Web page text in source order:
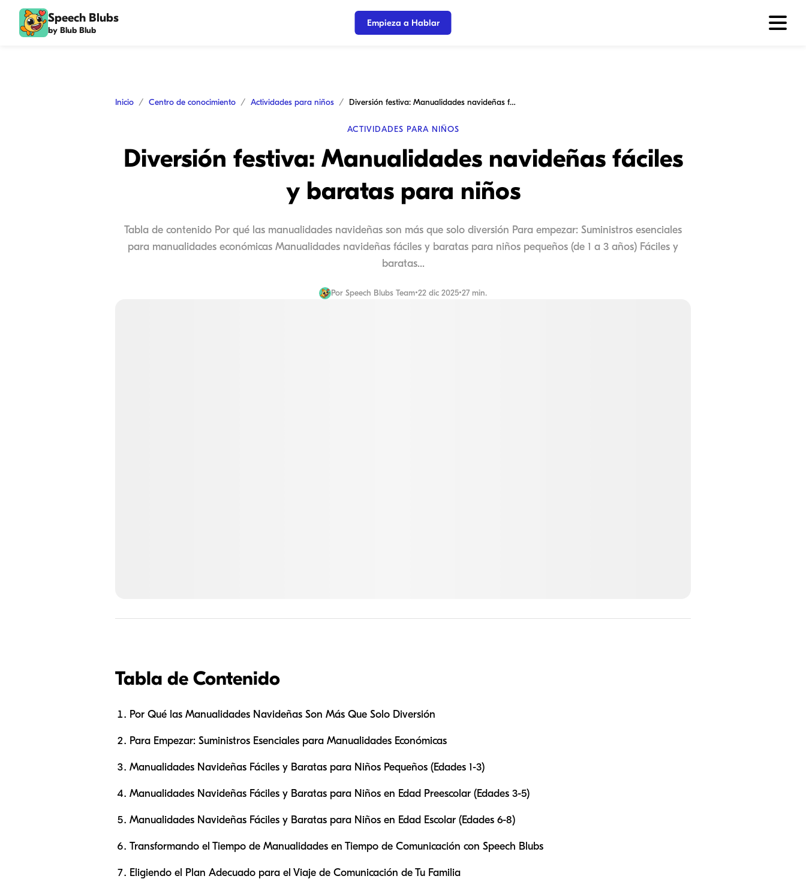
Speech Blubs
by Blub Blub
Empieza a Hablar
Inicio Centro de conocimiento Actividades para niños Diversión festiva: Manualidades navideñas fáciles y baratas para niños
ACTIVIDADES PARA NIÑOS
Diversión festiva: Manualidades navideñas fáciles
y baratas para niños
Tabla de contenido Por qué las manualidades navideñas son más que solo diversión Para empezar: Suministros esenciales
para manualidades económicas Manualidades navideñas fáciles y baratas para niños pequeños (de 1 a 3 años) Fáciles y
baratas...
Por Speech Blubs Team•22 dic 2025•27 min.
Tabla de Contenido
Por Qué las Manualidades Navideñas Son Más Que Solo Diversión
Para Empezar: Suministros Esenciales para Manualidades Económicas
Manualidades Navideñas Fáciles y Baratas para Niños Pequeños (Edades 1-3)
Manualidades Navideñas Fáciles y Baratas para Niños en Edad Preescolar (Edades 3-5)
Manualidades Navideñas Fáciles y Baratas para Niños en Edad Escolar (Edades 6-8)
Transformando el Tiempo de Manualidades en Tiempo de Comunicación con Speech Blubs
Eligiendo el Plan Adecuado para el Viaje de Comunicación de Tu Familia